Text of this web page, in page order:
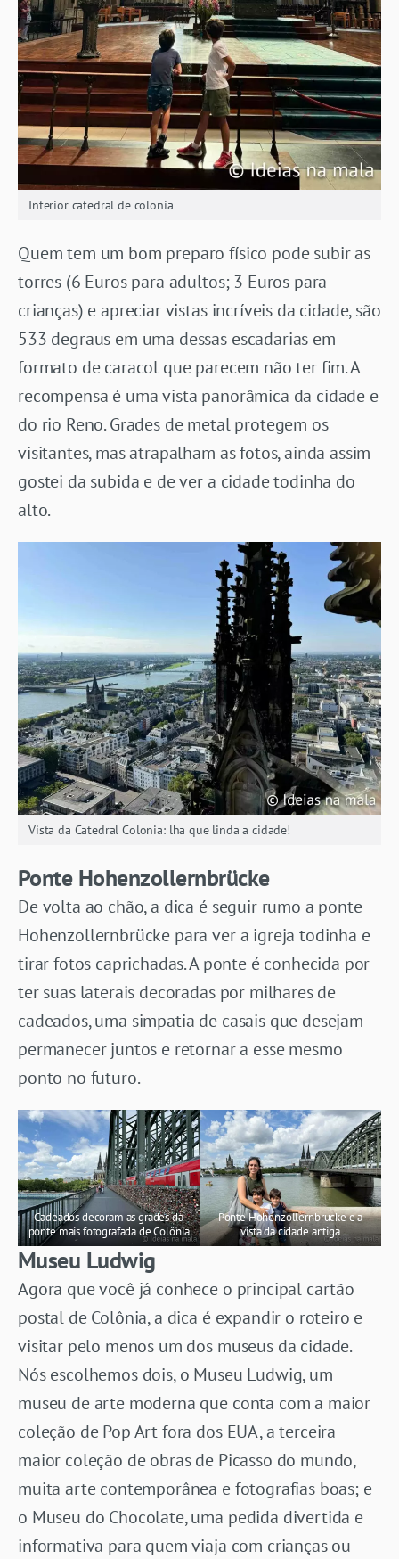
Interior catedral de colonia
Quem tem um bom preparo físico pode subir as
torres (6 Euros para adultos; 3 Euros para
crianças) e apreciar vistas incríveis da cidade, são
533 degraus em uma dessas escadarias em
formato de caracol que parecem não ter fim. A
recompensa é uma vista panorâmica da cidade e
do rio Reno. Grades de metal protegem os
visitantes, mas atrapalham as fotos, ainda assim
gostei da subida e de ver a cidade todinha do
alto.
Vista da Catedral Colonia: lha que linda a cidade!
Ponte Hohenzollernbrücke
De volta ao chão, a dica é seguir rumo a ponte
Hohenzollernbrücke para ver a igreja todinha e
tirar fotos caprichadas. A ponte é conhecida por
ter suas laterais decoradas por milhares de
cadeados, uma simpatia de casais que desejam
permanecer juntos e retornar a esse mesmo
ponto no futuro.
Cadeados decoram as grades da
ponte mais fotografada de Colônia
Ponte Hohenzollernbrucke e a
vista da cidade antiga
Museu Ludwig
Agora que você já conhece o principal cartão
postal de Colônia, a dica é expandir o roteiro e
visitar pelo menos um dos museus da cidade.
Nós escolhemos dois, o Museu Ludwig, um
museu de arte moderna que conta com a maior
coleção de Pop Art fora dos EUA, a terceira
maior coleção de obras de Picasso do mundo,
muita arte contemporânea e fotografias boas; e
o Museu do Chocolate, uma pedida divertida e
informativa para quem viaja com crianças ou